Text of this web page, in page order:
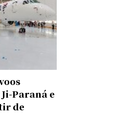
Paraná e
de